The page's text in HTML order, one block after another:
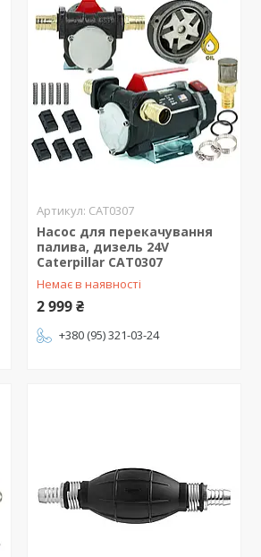
CAT0307
Насос для перекачування
палива, дизель 24V
Caterpillar CAT0307
Немає в наявності
2 999 ₴
+380 (95) 321-03-24